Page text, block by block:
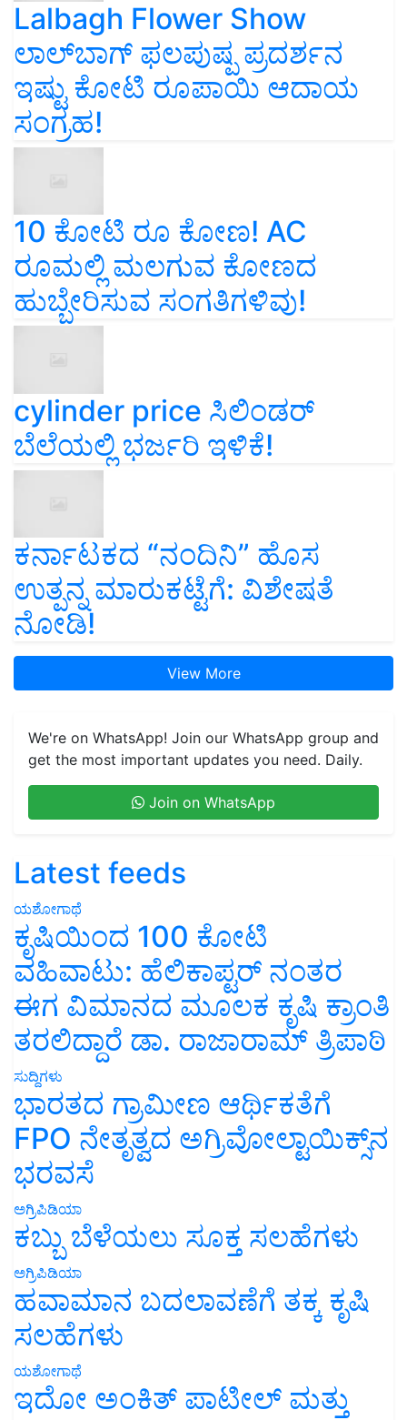
Lalbagh Flower Show
ಲಾಲ್‌ಬಾಗ್ ಫಲಪುಷ್ಪ ಪ್ರದರ್ಶನ
ಇಷ್ಟು ಕೋಟಿ ರೂಪಾಯಿ ಆದಾಯ
ಸಂಗ್ರಹ!
10 ಕೋಟಿ ರೂ ಕೋಣ! AC
ರೂಮಲ್ಲಿ ಮಲಗುವ ಕೋಣದ
ಹುಬ್ಬೇರಿಸುವ ಸಂಗತಿಗಳಿವು!
cylinder price ಸಿಲಿಂಡರ್‌
ಬೆಲೆಯಲ್ಲಿ ಭರ್ಜರಿ ಇಳಿಕೆ!
ಕರ್ನಾಟಕದ “ನಂದಿನಿ” ಹೊಸ
ಉತ್ಪನ್ನ ಮಾರುಕಟ್ಟೆಗೆ: ವಿಶೇಷತೆ
ನೋಡಿ!
View More
We're on WhatsApp! Join our WhatsApp group and
get the most important updates you need. Daily.
Join on WhatsApp
Latest feeds
ಯಶೋಗಾಥೆ
ಕೃಷಿಯಿಂದ 100 ಕೋಟಿ
ವಹಿವಾಟು: ಹೆಲಿಕಾಪ್ಟರ್ ನಂತರ
ಈಗ ವಿಮಾನದ ಮೂಲಕ ಕೃಷಿ ಕ್ರಾಂತಿ
ತರಲಿದ್ದಾರೆ ಡಾ. ರಾಜಾರಾಮ್ ತ್ರಿಪಾಠಿ
ಸುದ್ದಿಗಳು
ಭಾರತದ ಗ್ರಾಮೀಣ ಆರ್ಥಿಕತೆಗೆ
FPO ನೇತೃತ್ವದ ಅಗ್ರಿವೋಲ್ಟಾಯಿಕ್ಸ್‌ನ
ಭರವಸೆ
ಅಗ್ರಿಪಿಡಿಯಾ
ಕಬ್ಬು ಬೆಳೆಯಲು ಸೂಕ್ತ ಸಲಹೆಗಳು
ಅಗ್ರಿಪಿಡಿಯಾ
ಹವಾಮಾನ ಬದಲಾವಣೆಗೆ ತಕ್ಕ ಕೃಷಿ
ಸಲಹೆಗಳು
ಯಶೋಗಾಥೆ
ಇದೋ ಅಂಕಿತ್ ಪಾಟೀಲ್ ಮತ್ತು